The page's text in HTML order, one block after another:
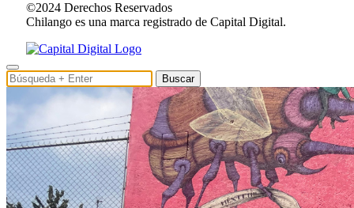
©2024 Derechos Reservados
Chilango es una marca registrado de Capital Digital.
Buscar